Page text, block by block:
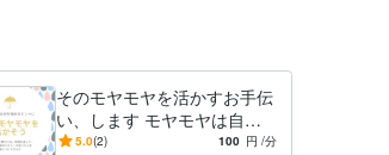
そのモヤモヤを活かすお手伝
い、します モヤモヤは自己
理解のヒント。聴かれること
5.0(2) 100 円 /分